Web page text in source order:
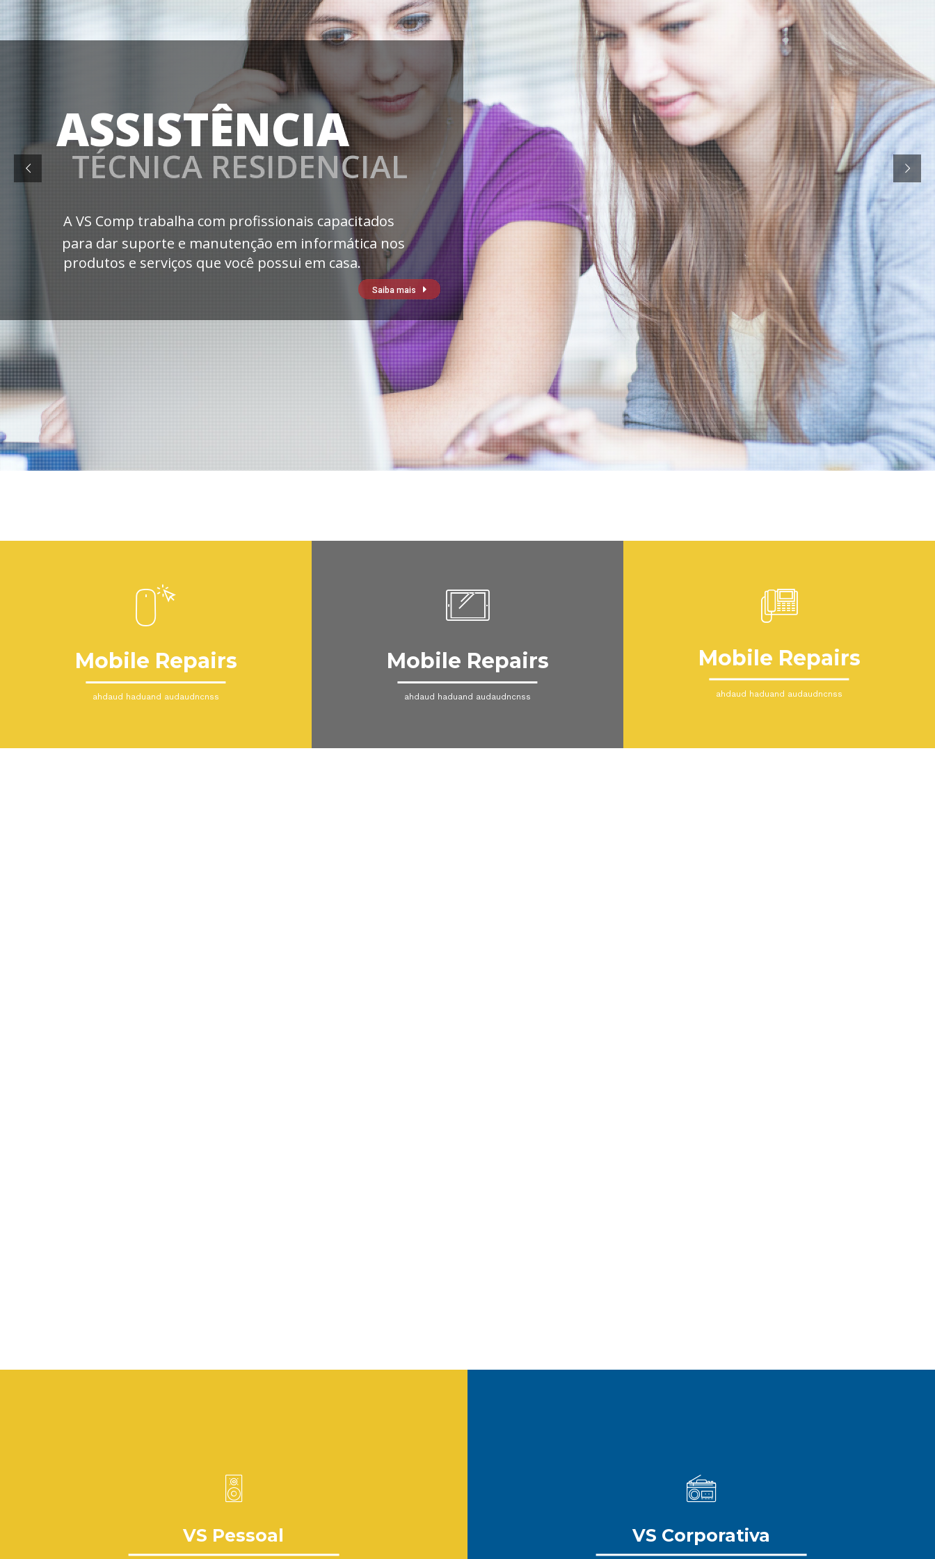
ASSISTÊNCIA
TÉCNICA RESIDENCIAL
A VS Comp trabalha com profissionais capacitados
para dar suporte e manutenção em informática nos
produtos e serviços que você possui em casa.
Saiba mais
Mobile Repairs
ahdaud haduand audaudncnss
Mobile Repairs
ahdaud haduand audaudncnss
Mobile Repairs
ahdaud haduand audaudncnss
VS Pessoal VS Corporativa